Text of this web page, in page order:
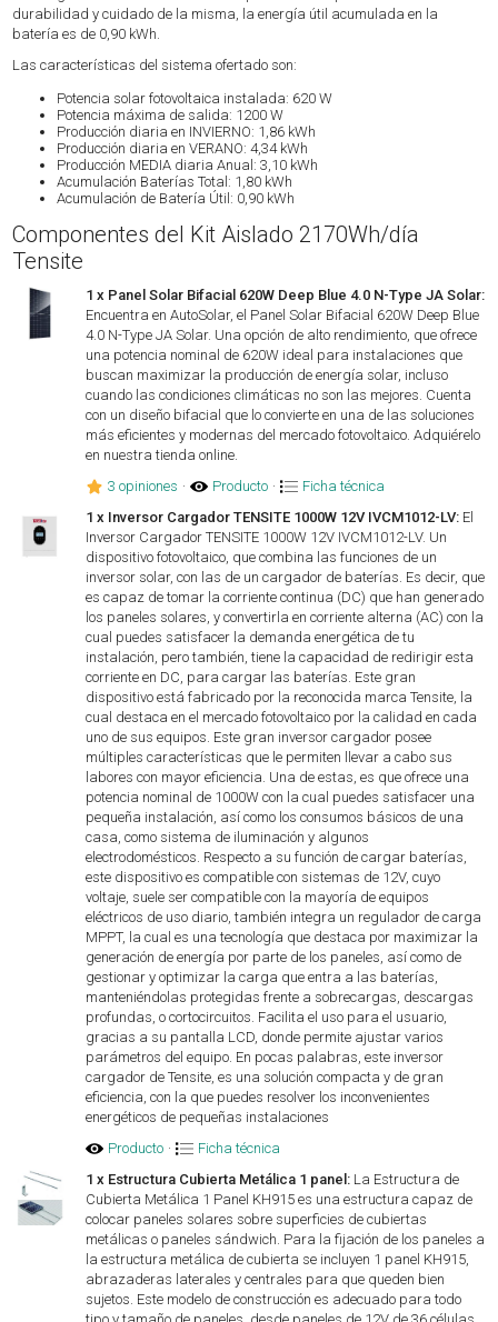
durabilidad y cuidado de la misma, la energía útil acumulada en la
batería es de 0,90 kWh.
Las características del sistema ofertado son:
Potencia solar fotovoltaica instalada: 620 W
Potencia máxima de salida: 1200 W
Producción diaria en INVIERNO: 1,86 kWh
Producción diaria en VERANO: 4,34 kWh
Producción MEDIA diaria Anual: 3,10 kWh
Acumulación Baterías Total: 1,80 kWh
Acumulación de Batería Útil: 0,90 kWh
Componentes del Kit Aislado 2170Wh/día
Tensite
1 x Panel Solar Bifacial 620W Deep Blue 4.0 N-Type JA Solar:
Encuentra en AutoSolar, el Panel Solar Bifacial 620W Deep Blue
4.0 N-Type JA Solar. Una opción de alto rendimiento, que ofrece
una potencia nominal de 620W ideal para instalaciones que
buscan maximizar la producción de energía solar, incluso
cuando las condiciones climáticas no son las mejores. Cuenta
con un diseño bifacial que lo convierte en una de las soluciones
más eficientes y modernas del mercado fotovoltaico. Adquiérelo
en nuestra tienda online.
3 opiniones · Producto ·
Ficha técnica
1 x Inversor Cargador TENSITE 1000W 12V IVCM1012-LV: El
Inversor Cargador TENSITE 1000W 12V IVCM1012-LV. Un
dispositivo fotovoltaico, que combina las funciones de un
inversor solar, con las de un cargador de baterías. Es decir, que
es capaz de tomar la corriente continua (DC) que han generado
los paneles solares, y convertirla en corriente alterna (AC) con la
cual puedes satisfacer la demanda energética de tu
instalación, pero también, tiene la capacidad de redirigir esta
corriente en DC, para cargar las baterías. Este gran
dispositivo está fabricado por la reconocida marca Tensite, la
cual destaca en el mercado fotovoltaico por la calidad en cada
uno de sus equipos. Este gran inversor cargador posee
múltiples características que le permiten llevar a cabo sus
labores con mayor eficiencia. Una de estas, es que ofrece una
potencia nominal de 1000W con la cual puedes satisfacer una
pequeña instalación, así como los consumos básicos de una
casa, como sistema de iluminación y algunos
electrodomésticos. Respecto a su función de cargar baterías,
este dispositivo es compatible con sistemas de 12V, cuyo
voltaje, suele ser compatible con la mayoría de equipos
eléctricos de uso diario, también integra un regulador de carga
MPPT, la cual es una tecnología que destaca por maximizar la
generación de energía por parte de los paneles, así como de
gestionar y optimizar la carga que entra a las baterías,
manteniéndolas protegidas frente a sobrecargas, descargas
profundas, o cortocircuitos. Facilita el uso para el usuario,
gracias a su pantalla LCD, donde permite ajustar varios
parámetros del equipo. En pocas palabras, este inversor
cargador de Tensite, es una solución compacta y de gran
eficiencia, con la que puedes resolver los inconvenientes
energéticos de pequeñas instalaciones
Producto ·
Ficha técnica
1 x Estructura Cubierta Metálica 1 panel: La Estructura de
Cubierta Metálica 1 Panel KH915 es una estructura capaz de
colocar paneles solares sobre superficies de cubiertas
metálicas o paneles sándwich. Para la fijación de los paneles a
la estructura metálica de cubierta se incluyen 1 panel KH915,
abrazaderas laterales y centrales para que queden bien
sujetos. Este modelo de construcción es adecuado para todo